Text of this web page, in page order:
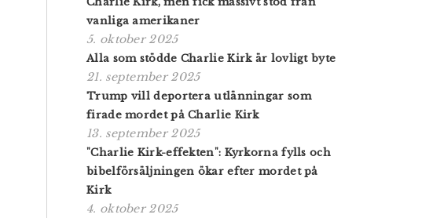
vanliga amerikaner
5. oktober 2025
Alla som stödde Charlie Kirk är lovligt byte
21. september 2025
Trump vill deportera utlänningar som
firade mordet på Charlie Kirk
13. september 2025
"Charlie Kirk-effekten": Kyrkorna fylls och
bibelförsäljningen ökar efter mordet på
Kirk
4. oktober 2025